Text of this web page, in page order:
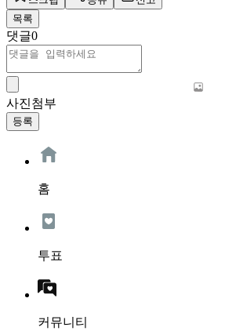
목록
댓글0
사진첨부
등록
홈
투표
커뮤니티